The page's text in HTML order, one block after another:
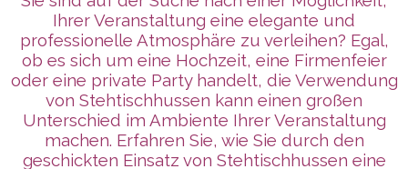
Ihrer Veranstaltung eine elegante und
professionelle Atmosphäre zu verleihen? Egal,
ob es sich um eine Hochzeit, eine Firmenfeier
oder eine private Party handelt, die Verwendung
von Stehtischhussen kann einen großen
Unterschied im Ambiente Ihrer Veranstaltung
machen. Erfahren Sie, wie Sie durch den
geschickten Einsatz von Stehtischhussen eine